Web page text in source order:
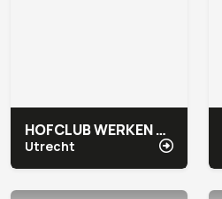
HOFCLUB WERKEN & VERGADEREN
Utrecht